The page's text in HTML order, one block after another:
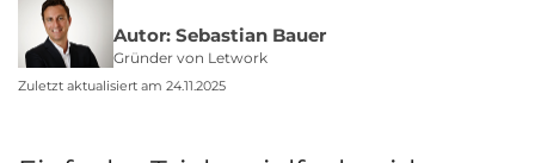
Autor: Sebastian Bauer
Gründer von Letwork
Zuletzt aktualisiert am 24.11.2025